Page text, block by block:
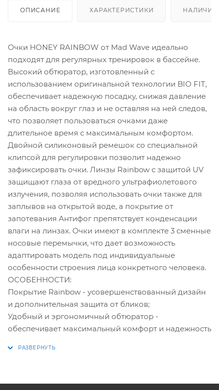
ОПИСАНИЕ ХАРАКТЕРИСТИКИ НАЛИЧИЕ
Очки HONEY RAINBOW от Mad Wave идеально
подходят для регулярных тренировок в бассейне.
Высокий обтюратор, изготовленный с
использованием оригинальной технологии BIO FIT,
обеспечивает надежную посадку, снижая давление
на область вокруг глаз и не оставляя на ней следов,
что позволяет пользоваться очками даже
длительное время с максимальным комфортом.
Двойной силиконовый ремешок со специальной
клипсой для регулировки позволит надежно
зафиксировать очки. Линзы Rainbow с защитой UV
защищают глаза от вредного ультрафиолетового
излучения, позволяя использовать очки также для
заплывов на открытой воде, а покрытие от
запотевания Антифог препятствует конденсации
влаги на линзах. Очки имеют в комплекте 3 сменные
носовые перемычки, что дает возможность
адаптировать модель под индивидуальные
особенности строения лица конкретного человека.
ОСОБЕННОСТИ:
Покрытие Rainbow - усовершенствованный дизайн
и дополнительная защита от бликов;
Удобный и эргономичный обтюратор -
обеспечивает максимальный комфорт и надежность